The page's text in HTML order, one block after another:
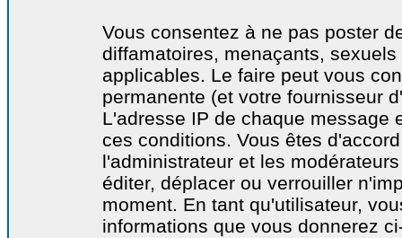
Vous consentez à ne pas poster
diffamatoires, menaçants,
applicables. Le faire peut vous
permanente (et votre fournisseur
L'adresse IP de chaque message
ces conditions. Vous êtes
l'administrateur et les
éditer, déplacer ou verrouiller
moment. En tant qu'utilisateur,
informations que vous donnerez